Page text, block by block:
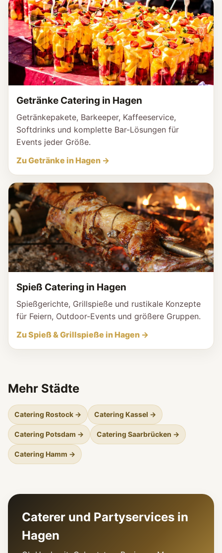
Getränke Catering in Hagen
Getränkepakete, Barkeeper, Kaffeeservice,
Softdrinks und komplette Bar-Lösungen für
Events jeder Größe.
Zu Getränke in Hagen →
Spieß Catering in Hagen
Spießgerichte, Grillspieße und rustikale Konzepte
für Feiern, Outdoor-Events und größere Gruppen.
Zu Spieß & Grillspieße in Hagen →
Mehr Städte
Catering Rostock → Catering Kassel →
Catering Potsdam → Catering Saarbrücken →
Catering Hamm →
Caterer und Partyservices in
Hagen